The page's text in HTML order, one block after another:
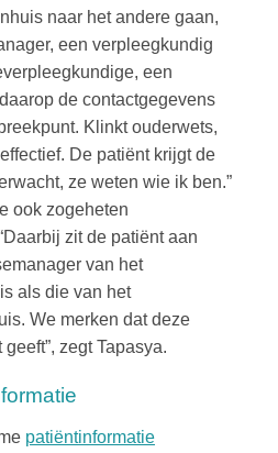
naar het andere gaan,
een verpleegkundig
een
de contactgegevens
Klinkt ouderwets,
De patiënt krijgt de
ze weten wie ik ben.”
ook zogeheten
zit de patiënt aan
van het
als die van het
We merken dat deze
zegt Tapasya.
patiëntinformatie